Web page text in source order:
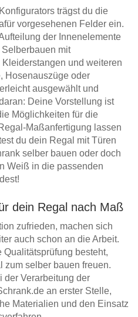
trägst du die
vorgesehenen Felder ein.
der Innenelemente
mit
und weiteren
Hosenauszüge oder
ausgewählt und
Deine Vorstellung ist
Möglichkeiten für die
Maßanfertigung lassen
du dein Regal mit Türen
selber bauen oder doch
Weiß in die passenden
dein Regal nach Maß
zufrieden, machen sich
auch schon an die Arbeit.
besteht,
zum selber bauen freuen.
der Verarbeitung der
an erster Stelle,
Materialien und den Einsatz